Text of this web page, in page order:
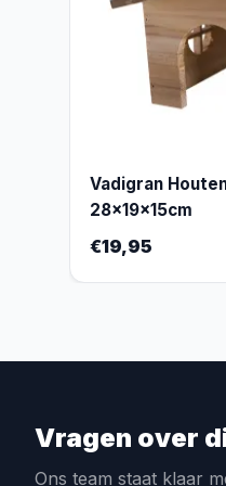
Vadigran
28x19x15cm
€19,95
Vragen over
Ons team staat klaar